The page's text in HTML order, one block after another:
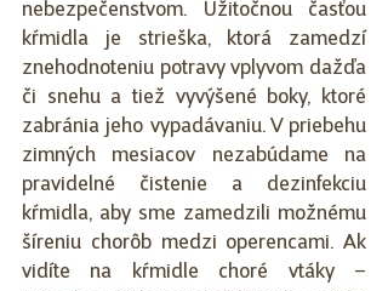
nebezpečenstvom. Užitočnou časťou
kŕmidla je strieška, ktorá zamedzí
znehodnoteniu potravy vplyvom dažďa
či snehu a tiež vyvýšené boky, ktoré
zabránia jeho vypadávaniu. V priebehu
zimných mesiacov nezabúdame na
pravidelné čistenie a dezinfekciu
kŕmidla, aby sme zamedzili možnému
šíreniu chorôb medzi operencami. Ak
vidíte na kŕmidle choré vtáky –